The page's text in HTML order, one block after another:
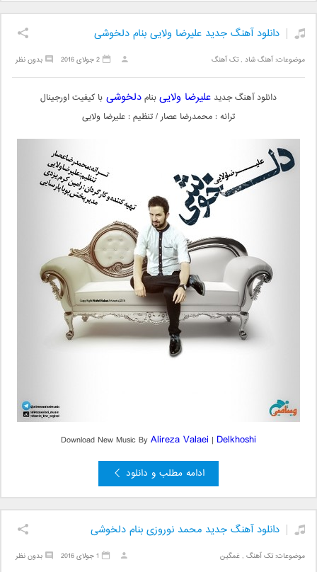
دانلود آهنگ جدید علیرضا ولایی بنام دلخوشی
موضوعات:آهنگ شاد ,تک آهنگ بدون نظر 2 جولای 2016
دانلود آهنگ جدید علیرضا ولاییبنامدلخوشی با کیفیت اورجینال
ترانه : محمدرضا عصار / تنظیم : علیرضا ولایی
Download New Music ByAlireza Valaei | Delkhoshi
ادامه مطلب و دانلود
دانلود آهنگ جدید محمد نوروزی بنام دلخوشی
موضوعات:تک آهنگ ,غمگین بدون نظر 1 جولای 2016